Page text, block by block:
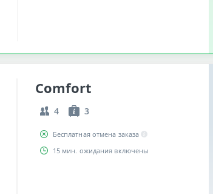
Comfort
4 3
Бесплатная отмена заказа
15 мин. ожидания включены